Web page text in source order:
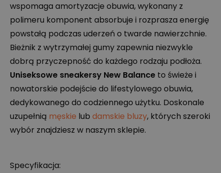
wspomaga amortyzacje obuwia, wykonany z
polimeru komponent absorbuje i rozprasza energię
powstałą podczas uderzeń o twarde nawierzchnie.
Bieżnik z wytrzymałej gumy zapewnia niezwykle
dobrą przyczepność do każdego rodzaju podłoża.
Uniseksowe sneakersy New Balance to świeże i
nowatorskie podejście do lifestylowego obuwia,
dedykowanego do codziennego użytku. Doskonale
uzupełnią męskie lub damskie bluzy, których szeroki
wybór znajdziesz w naszym sklepie.
Specyfikacja: